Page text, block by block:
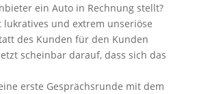
ein Auto in Rechnung stellt?
lukratives und extrem unseriöse
des Kunden für den Kunden
scheinbar darauf, dass sich das
erste Gesprächsrunde mit dem